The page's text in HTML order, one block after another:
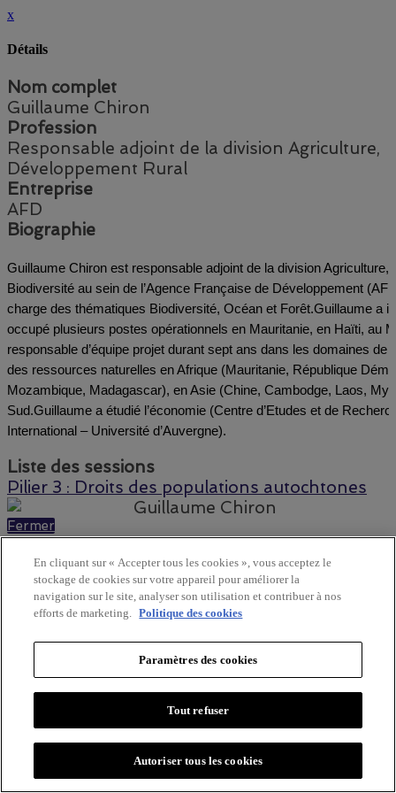
x
Détails
Nom complet
Guillaume Chiron
Profession
Responsable adjoint de la division Agriculture,
Développement Rural
Entreprise
AFD
Biographie
Guillaume Chiron est responsable adjoint de la division Agriculture, Développement Rural,
Biodiversité au sein de l’Agence Française de Développement
charge des thématiques Biodiversité, Océan et Forêt.Guillaume a
occupé plusieurs postes opérationnels en Mauritanie, en Haïti, au
responsable d’équipe projet durant sept ans dans les domaines de
des ressources naturelles en Afrique (Mauritanie, République
Mozambique, Madagascar), en Asie (Chine, Cambodge, Laos,
Sud.Guillaume a étudié l’économie (Centre d’Etudes et de
International – Université d’Auvergne).
Liste des sessions
Pilier 3 : Droits des populations autochtones
Fermer
En cliquant sur « Accepter tous les cookies », vous acceptez le
stockage de cookies sur votre appareil pour améliorer la
navigation sur le site, analyser son utilisation et contribuer à nos
efforts de marketing. Politique des cookies
Paramètres des cookies
Tout refuser
Autoriser tous les cookies